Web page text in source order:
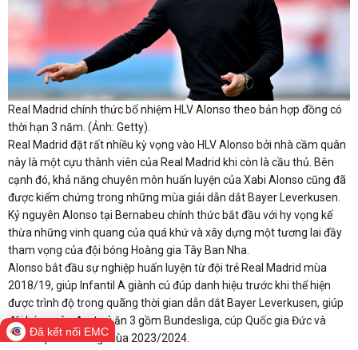
Real Madrid chính thức bổ nhiệm HLV Alonso theo bản hợp đồng có
thời hạn 3 năm. (Ảnh: Getty).
Real Madrid đặt rất nhiều kỳ vọng vào HLV Alonso bởi nhà cầm quân
này là một cựu thành viên của Real Madrid khi còn là cầu thủ. Bên
cạnh đó, khả năng chuyên môn huấn luyện của Xabi Alonso cũng đã
được kiểm chứng trong những mùa giải dẫn dắt Bayer Leverkusen.
Kỷ nguyên Alonso tại Bernabeu chính thức bắt đầu với hy vọng kế
thừa những vinh quang của quá khứ và xây dựng một tương lai đầy
tham vọng của đội bóng Hoàng gia Tây Ban Nha.
Alonso bắt đầu sự nghiệp huấn luyện từ đội trẻ Real Madrid mùa
2018/19, giúp Infantil A giành cú đúp danh hiệu trước khi thể hiện
được trình độ trong quãng thời gian dẫn dắt Bayer Leverkusen, giúp
đội bóng này đoạt cú ăn 3 gồm Bundesliga, cúp Quốc gia Đức và
Siêu cúp Đức trong mùa 2023/2024.
Đã kết nối EMC